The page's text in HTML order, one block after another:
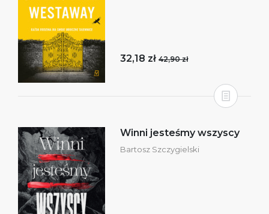
32,18 zł 42,90 zł
Winni jesteśmy wszyscy
Bartosz Szczygielski